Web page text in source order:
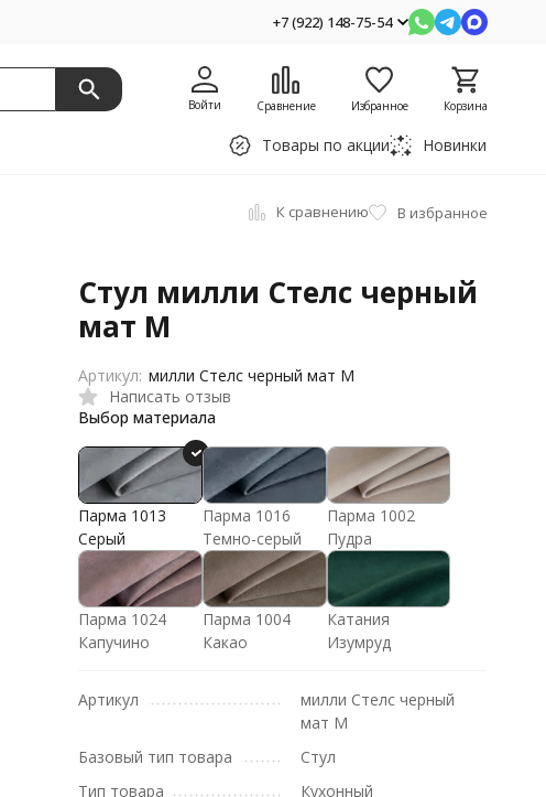
+7 (922) 148-75-54
Войти Сравнение Избранное Корзина
Товары по акции Новинки
К сравнению В избранное
Стул милли Стелс черный
мат М
Написать отзыв
Выбор материала
Парма 1013
Серый
Парма 1016
Темно-серый
Парма 1002
Пудра
Парма 1024
Капучино
Парма 1004
Какао
Катания
Изумруд
Артикул: милли Стелс черный мат М
Артикул
милли Стелс черный
мат М
Базовый тип товара
Стул
Тип товара
Кухонный